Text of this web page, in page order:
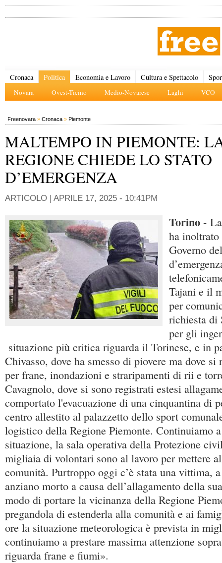
Cronaca Politica
Novara Ovest-Ticino Medio-Novarese Laghi VCO
Economia e Lavoro Cultura e Spettacolo
Freenovara » Cronaca » Piemonte
MALTEMPO IN PIEMONTE:
REGIONE CHIEDE LO STATO
D’EMERGENZA
ARTICOLO | APRILE 17, 2025 - 10:41PM
Torino -
ha
Governo
Tajani e il
per
richiesta di
per gli
situazione più critica riguarda il Torinese, e in
Chivasso, dove ha smesso di piovere ma dove
per frane, inondazioni e straripamenti di rii e
Cavagnolo, dove si sono registrati estesi
comportato l'evacuazione di una cinquantina di
centro allestito al palazzetto dello sport
logistico della Regione Piemonte. Continuiamo
situazione, la sala operativa della Protezione
migliaia di volontari sono al lavoro per mettere
comunità. Purtroppo oggi c’è stata una vittima,
anziano morto a causa dell’allagamento della
modo di portare la vicinanza della Regione
pregandola di estenderla alla comunità e ai
ore la situazione meteorologica è prevista in
continuiamo a prestare massima attenzione
riguarda frane e fiumi».